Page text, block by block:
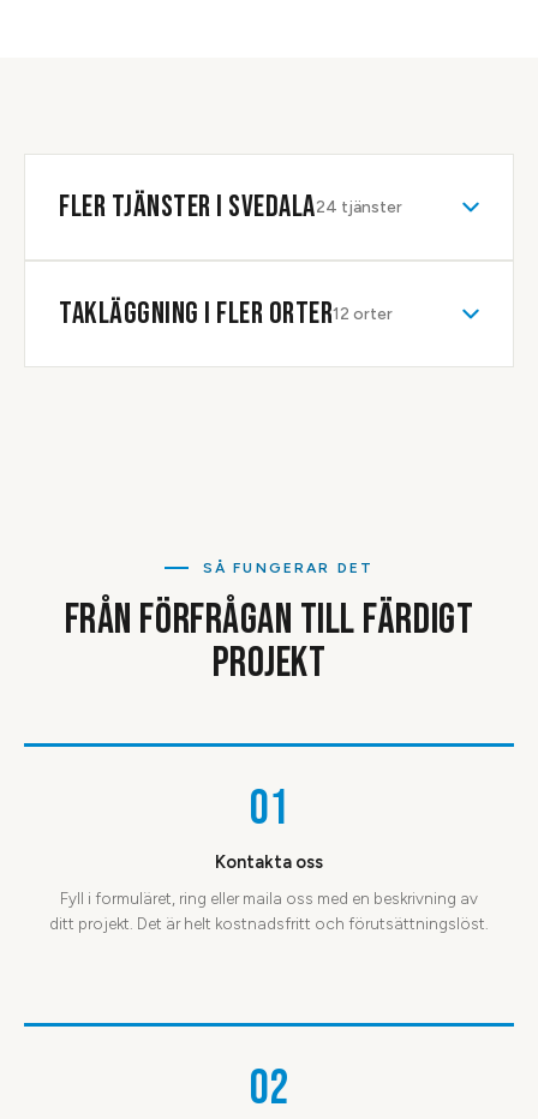
FLER TJÄNSTER I SVEDALA24 tjänster
TAKLÄGGNING I FLER ORTER12 orter
SÅ FUNGERAR DET
FRÅN FÖRFRÅGAN TILL FÄRDIGT
PROJEKT
01
Kontakta oss
Fyll i formuläret, ring eller maila oss med en beskrivning av
ditt projekt. Det är helt kostnadsfritt och förutsättningslöst.
02